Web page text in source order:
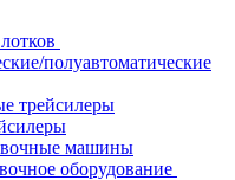
полуавтоматические
трейсилеры
машины
оборудование